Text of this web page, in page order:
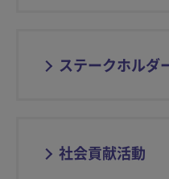
ステークホルダ
社会貢献活動